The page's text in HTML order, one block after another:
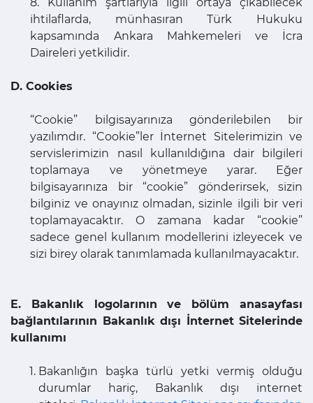
ihtilaflarda, münhasıran Türk Hukuku
kapsamında Ankara Mahkemeleri ve İcra
Daireleri yetkilidir.
D. Cookies
“Cookie” bilgisayarınıza gönderilebilen bir
yazılımdır. “Cookie”ler İnternet Sitelerimizin ve
servislerimizin nasıl kullanıldığına dair bilgileri
toplamaya ve yönetmeye yarar. Eğer
bilgisayarınıza bir “cookie” gönderirsek, sizin
bilginiz ve onayınız olmadan, sizinle ilgili bir veri
toplamayacaktır. O zamana kadar “cookie”
sadece genel kullanım modellerini izleyecek ve
sizi birey olarak tanımlamada kullanılmayacaktır.
E. Bakanlık logolarının ve bölüm anasayfası
bağlantılarının Bakanlık dışı İnternet Sitelerinde
kullanımı
Bakanlığın başka türlü yetki vermiş olduğu
durumlar hariç, Bakanlık dışı internet